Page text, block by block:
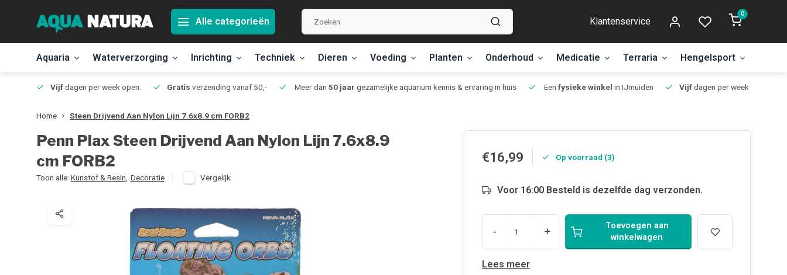
Alle categorieën Klantenservice
0
Aquaria Waterverzorging Inrichting Techniek Dieren Voeding Planten Onderhoud Medicatie Terraria Hengelsport
Vijfdagen per week open. Gratis verzending vanaf 50,- Meer dan 50 jaar gezamelijke aquarium kennis & ervaring in huis Een fysieke winkel in IJmuiden Vijfdagen per week open.
Home Steen Drijvend Aan Nylon Lijn 7.6x8.9 cm FORB2
Penn Plax Steen Drijvend Aan Nylon Lijn 7.6x8.9
cm FORB2
Toon alle: Kunstof & Resin Decoratie Vergelijk
€16,99 Op voorraad (3)
Voor 16:00 Besteld is dezelfde dag verzonden.
- +
Toevoegen aan
winkelwagen
Lees meer